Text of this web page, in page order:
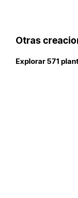
Otras
Explorar 571